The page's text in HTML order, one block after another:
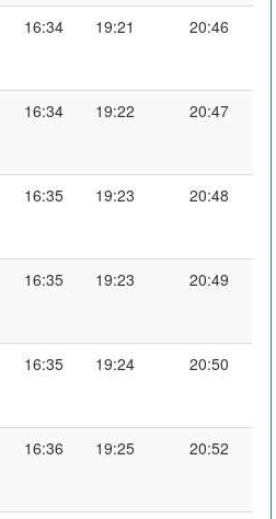
16:34 19:21 20:46
16:34 19:22 20:47
16:35 19:23 20:48
16:35 19:23 20:49
16:35 19:24 20:50
16:36 19:25 20:52